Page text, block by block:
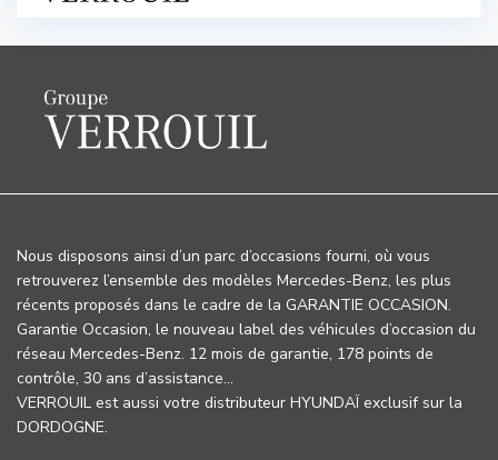
Nous disposons ainsi d’un parc d’occasions fourni, où vous
retrouverez l’ensemble des modèles Mercedes-Benz, les plus
récents proposés dans le cadre de la GARANTIE OCCASION.
Garantie Occasion, le nouveau label des véhicules d’occasion du
réseau Mercedes-Benz. 12 mois de garantie, 178 points de
contrôle, 30 ans d’assistance…
VERROUIL est aussi votre distributeur HYUNDAÏ exclusif sur la
DORDOGNE.